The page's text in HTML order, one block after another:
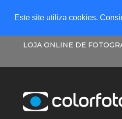
Este site utiliza cookies.
LOJA ONLINE DE